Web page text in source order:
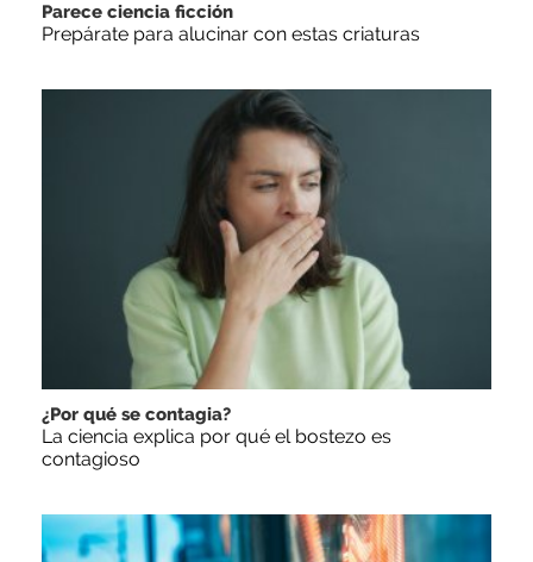
Parece ciencia ficción
Prepárate para alucinar con estas criaturas
¿Por qué se contagia?
La ciencia explica por qué el bostezo es
contagioso